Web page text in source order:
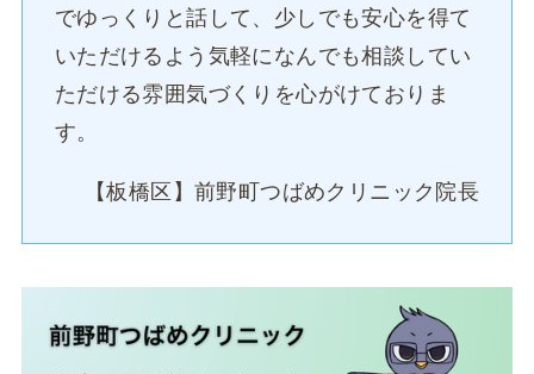
でゆっくりと話して、少しでも安心を得て
いただけるよう気軽になんでも相談してい
ただける雰囲気づくりを心がけておりま
す。
【板橋区】前野町つばめクリニック院長